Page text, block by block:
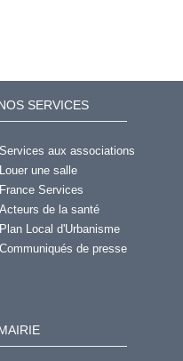
SERVICES
Services aux associations
Louer une salle
France Services
Acteurs de la santé
Plan Local d'Urbanisme
Communiqués de presse